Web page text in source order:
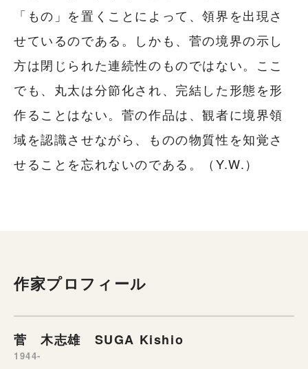
「もの」を置くことによって、領界を出現さ
せているのである。しかも、菅の境界の示し
方は閉じられた連続性のものではない。ここ
でも、丸太は分節化され、完結した形態を形
作ることはない。菅の作品は、観者に境界領
域を認識させながら、ものの物質性を知覚さ
せることを忘れないのである。（Y.W.）
作家プロフィール
菅 木志雄 SUGA Kishio
1944-